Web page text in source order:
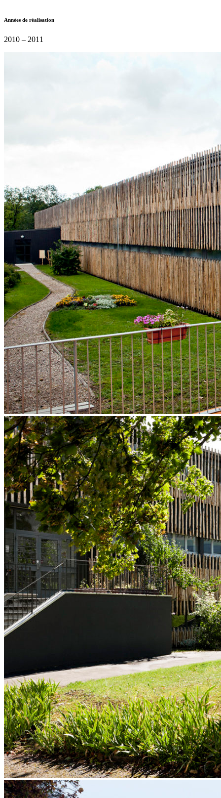
Années de réalisation
2010 – 2011